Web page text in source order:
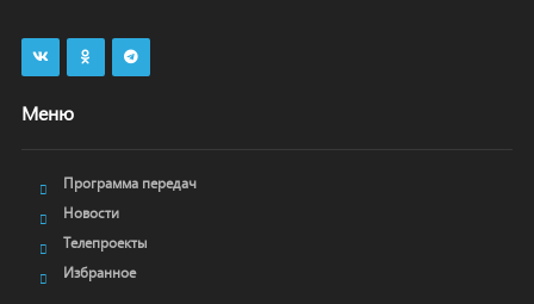
Меню
Программа передач
Новости
Телепроекты
Избранное